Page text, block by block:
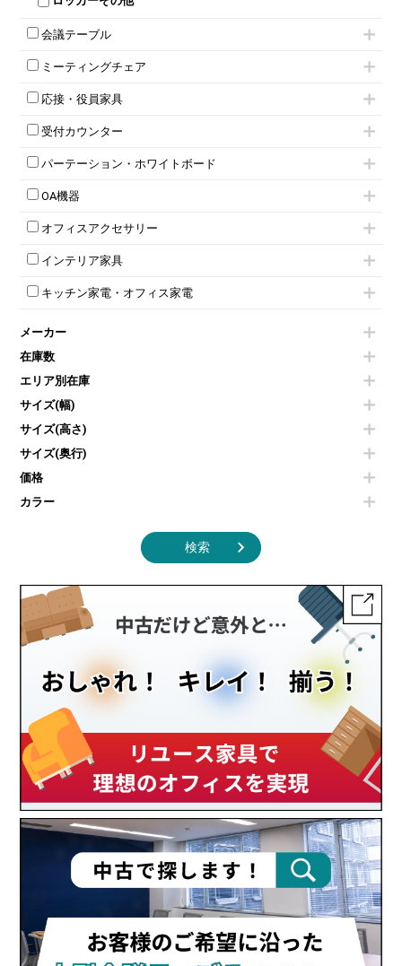
会議テーブル
ミーティングテーブル
スタッキングテーブル
ネスティングテーブル
カウンターテーブル
T字脚テーブル
会議テーブルW1200～
会議テーブルW1800～
平行スタックテーブル
会議テーブルその他
ミーティングチェア
キャスター付きミーティングチェア
スタッキングミーティングチェア
テーブル付きミーティングチェア
折りたたみミーティングチェア
ハイチェア
ミーティングチェアその他
応接・役員家具
応接セット
応接ソファ
応接チェア
応接・役員家具その他
受付カウンター
ハイカウンター
ローカウンター
ラウンジカウンター
パーテーション・ホワイトボード
パーテーション
自立タイプパーテーション
パーテーションその他
壁掛けホワイトボード
ホワイトボードその他
OA機器
電話機（ビジネスフォン）
シュレッダー
スクリーン
その他OA機器
オフィスアクセサリー
チェア用台車
演台・講演台・演説台
防音パネル
コートハンガー・ポールハンガー
傘立て
食器棚・キッチンキャビネット
カタログスタンド
オフィスアクセサリーその他
インテリア家具
モールドチェア
ダイニングチェア
カウンターテーブル
センターテーブル・サイドテーブル
ベンチ・スツール
ソファ
シェルフ
ダストボックス（ゴミ箱）
インテリア家具その他
キッチン家電・オフィス家電
冷蔵庫・洗濯機
空気清浄機・加湿器
液晶テレビ・モニター類
エアコン
照明機器
掃除機
季節家電
メーカー
在庫数
エリア別在庫
サイズ(幅)
サイズ(高さ)
サイズ(奥行)
価格
カラー
検索